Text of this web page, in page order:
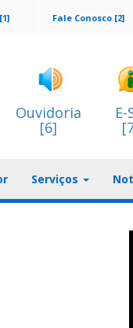
Fale Conosco [2]
Ouvidoria
[6]
E-
Serviços